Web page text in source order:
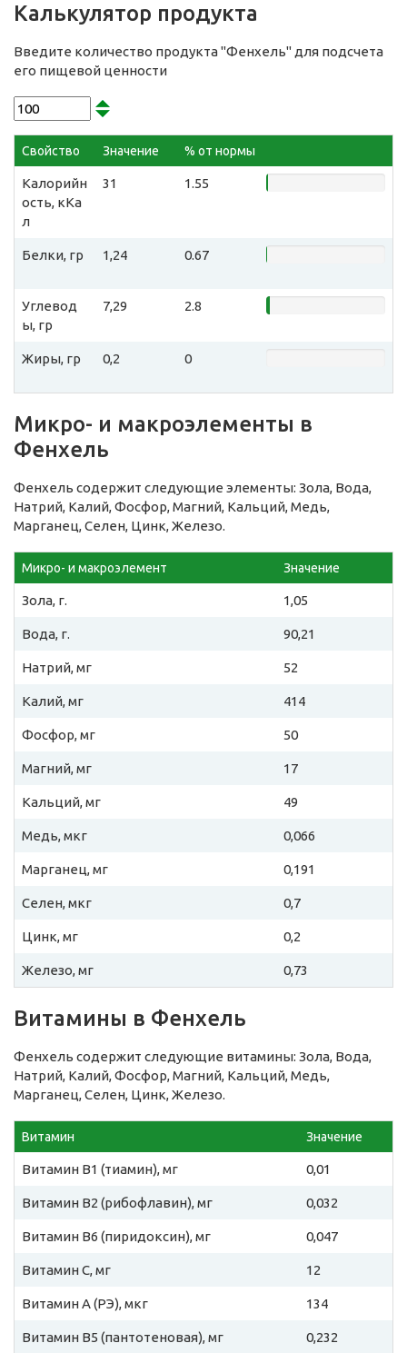
Калькулятор продукта
Введите количество продукта "Фенхель" для подсчета
его пищевой ценности
Свойство Значение % от нормы
Калорийн
ость, кКа
л
31 1.55
Белки, гр 1,24 0.67
Углевод
ы, гр
7,29 2.8
Жиры, гр 0,2 0
Микро- и макроэлементы в
Фенхель
Фенхель содержит следующие элементы: Зола, Вода,
Натрий, Калий, Фосфор, Магний, Кальций, Медь,
Марганец, Селен, Цинк, Железо.
Микро- и макроэлемент Значение
Зола, г. 1,05
Вода, г. 90,21
Натрий, мг 52
Калий, мг 414
Фосфор, мг 50
Магний, мг 17
Кальций, мг 49
Медь, мкг 0,066
Марганец, мг 0,191
Селен, мкг 0,7
Цинк, мг 0,2
Железо, мг 0,73
Витамины в Фенхель
Фенхель содержит следующие витамины: Зола, Вода,
Натрий, Калий, Фосфор, Магний, Кальций, Медь,
Марганец, Селен, Цинк, Железо.
Витамин Значение
Витамин B1 (тиамин), мг 0,01
Витамин B2 (рибофлавин), мг 0,032
Витамин B6 (пиридоксин), мг 0,047
Витамин C, мг 12
Витамин A (РЭ), мкг 134
Витамин B5 (пантотеновая), мг 0,232